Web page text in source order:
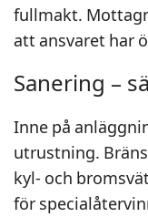
fullmakt.
att ansvaret har
Sanering –
Inne på
utrustning.
kyl- och
för